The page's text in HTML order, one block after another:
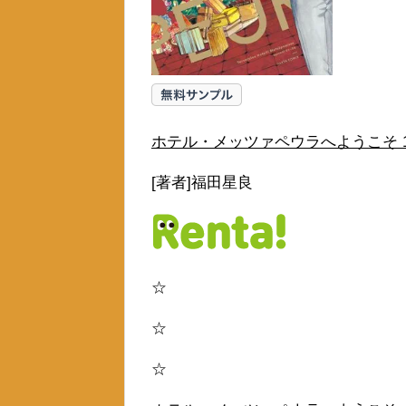
ホテル・メッツァペウラへようこそ
[著者]福田星良
☆
☆
☆